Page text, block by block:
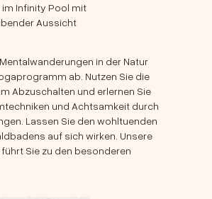
im Infinity Pool mit
Aussicht
in der Natur
ab. Nutzen Sie die
Abzuschalten und erlernen Sie
und Achtsamkeit durch
Lassen Sie den wohltuenden
auf sich wirken. Unsere
Sie zu den besonderen